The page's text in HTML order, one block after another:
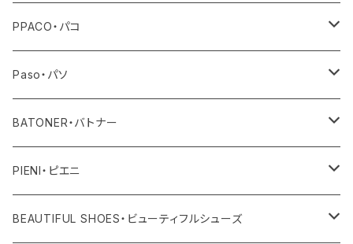
その他
トップス
ボトム
ワンピース・オールインワン
その他
PPACO・パコ
シューズ
Paso・パソ
ネックレス
ピアス
バングル
BATONER・バトナー
ニット
レディス
その他
PIENI・ピエニ
バッグ
BEAUTIFUL SHOES・ビューティフルシューズ